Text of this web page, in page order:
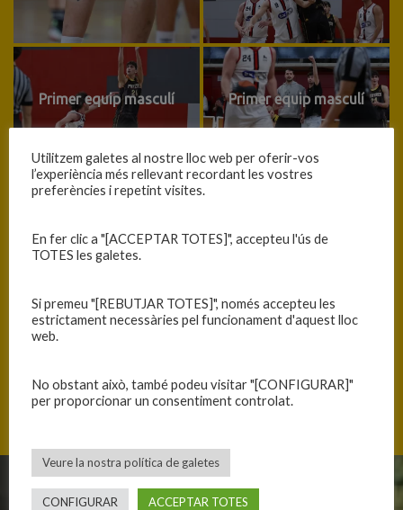
Primer equip masculí Primer equip masculí
Primer equip masculí Primer equip masculí
CLUB EQUIPS
Utilitzem galetes al nostre lloc web per oferir-vos
l’experiència més rellevant recordant les vostres
preferències i repetint visites.
En fer clic a "[ACCEPTAR TOTES]", accepteu l'ús de
TOTES les galetes.
Si premeu "[REBUTJAR TOTES]", només accepteu les
estrictament necessàries pel funcionament d'aquest lloc
web.
No obstant això, també podeu visitar "[CONFIGURAR]"
per proporcionar un consentiment controlat.
Veure la nostra política de galetes
CONFIGURAR ACCEPTAR TOTES